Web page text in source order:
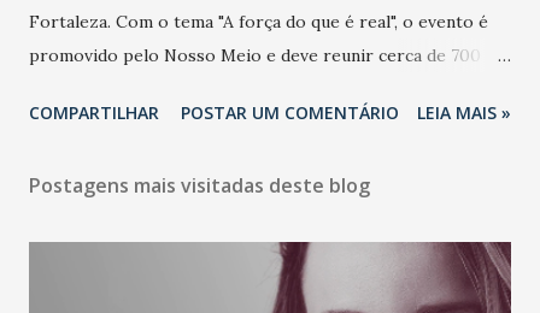
Fortaleza. Com o tema "A força do que é real", o evento é
promovido pelo Nosso Meio e deve reunir cerca de 700
e lideranças do Mercado Nacional. Desde 2022, o NM2B
de negócios do Nordeste, reunindo profissionais de marcas
LinkedIn, VISA, Grupo 3corações, TikTok e M. Dias Branco.
A nova edição chega em um momento em que autenticidade
COMPARTILHAR POSTAR UM COMENTÁRIO LEIA MAIS »
Postagens mais visitadas deste blog